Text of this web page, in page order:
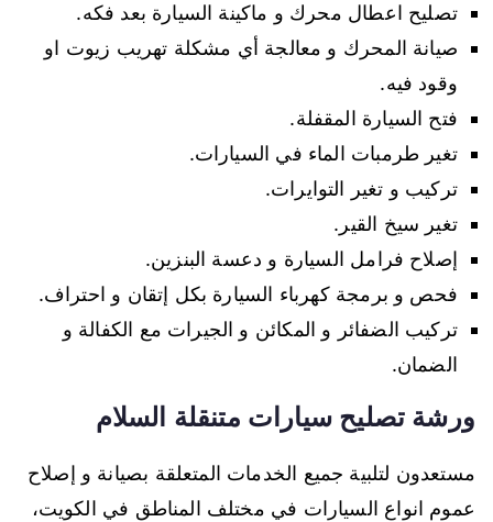
تصليح اعطال محرك و ماكينة السيارة بعد فكه.
صيانة المحرك و معالجة أي مشكلة تهريب زيوت او
وقود فيه.
فتح السيارة المقفلة.
تغير طرمبات الماء في السيارات.
تركيب و تغير التوايرات.
تغير سيخ القير.
إصلاح فرامل السيارة و دعسة البنزين.
فحص و برمجة كهرباء السيارة بكل إتقان و احتراف.
تركيب الضفائر و المكائن و الجيرات مع الكفالة و
الضمان.
ورشة تصليح سيارات متنقلة السلام
مستعدون لتلبية جميع الخدمات المتعلقة بصيانة و إصلاح
عموم انواع السيارات في مختلف المناطق في الكويت،